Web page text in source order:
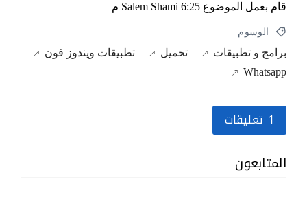
قام بعمل الموضوع Salem Shami 6:25 م
الوسوم
برامج و تطبيقات تحميل
تطبيقات ويندوز فون
Whatsapp
1 تعليقات
المتابعون